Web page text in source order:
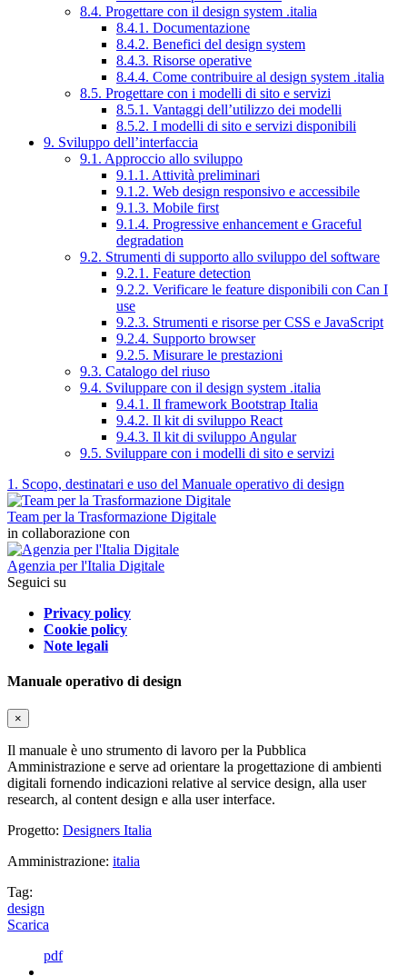
8.4. Progettare con il design system .italia
8.4.1. Documentazione
8.4.2. Benefici del design system
8.4.3. Risorse operative
8.4.4. Come contribuire al design system .italia
8.5. Progettare con i modelli di sito e servizi
8.5.1. Vantaggi dell’utilizzo dei modelli
8.5.2. I modelli di sito e servizi disponibili
9. Sviluppo dell’interfaccia
9.1. Approccio allo sviluppo
9.1.1. Attività preliminari
9.1.2. Web design responsivo e accessibile
9.1.3. Mobile first
9.1.4. Progressive enhancement e Graceful
degradation
9.2. Strumenti di supporto allo sviluppo del software
9.2.1. Feature detection
9.2.2. Verificare le feature disponibili con Can I
use
9.2.3. Strumenti e risorse per CSS e JavaScript
9.2.4. Supporto browser
9.2.5. Misurare le prestazioni
9.3. Catalogo del riuso
9.4. Sviluppare con il design system .italia
9.4.1. Il framework Bootstrap Italia
9.4.2. Il kit di sviluppo React
9.4.3. Il kit di sviluppo Angular
9.5. Sviluppare con i modelli di sito e servizi
1. Scopo, destinatari e uso del Manuale operativo di design
Team per la Trasformazione Digitale
in collaborazione con
Agenzia per l'Italia Digitale
Seguici su
Privacy policy
Cookie policy
Note legali
Manuale operativo di design
×
Il manuale è uno strumento di lavoro per la Pubblica
Amministrazione e serve ad orientare la progettazione di ambienti
digitali fornendo indicazioni relative al service design, alla user
research, al content design e alla user interface.
Progetto: Designers Italia
Amministrazione: italia
Tag:
design
Scarica
pdf